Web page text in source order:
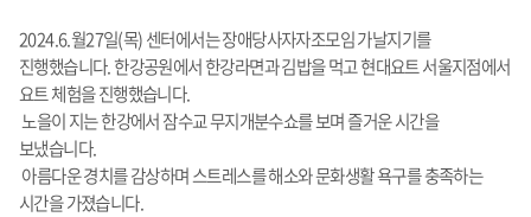
2024.6.월27일(목) 센터에서는 장애당사자자조모임 가날지기를
진행했습니다. 한강공원에서 한강라면과 김밥을 먹고 현대요트 서울지점에서
요트 체험을 진행했습니다.
노을이 지는 한강에서 잠수교 무지개분수쇼를 보며 즐거운 시간을
보냈습니다.
아름다운 경치를 감상하며 스트레스를 해소와 문화생활 욕구를 충족하는
시간을 가졌습니다.